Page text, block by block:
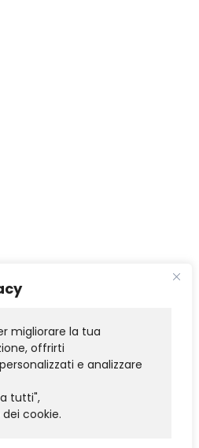
migliorare la tua
offrirti
e analizzare
tutti",
cookie.